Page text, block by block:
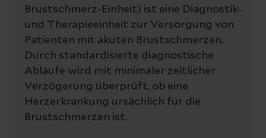
Brustschmerz-Einheit) ist eine Diagnostik-
und Therapieeinheit zur Versorgung von
Patienten mit akuten Brustschmerzen.
Durch standardisierte diagnostische
Abläufe wird mit minimaler zeitlicher
Verzögerung überprüft, ob eine
Herzerkrankung ursächlich für die
Brustschmerzen ist.